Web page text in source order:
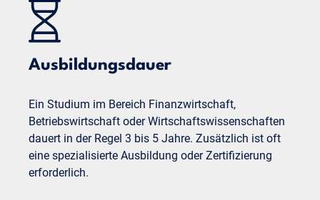
Ausbildungsdauer
Ein Studium im Bereich Finanzwirtschaft,
Betriebswirtschaft oder Wirtschaftswissenschaften
dauert in der Regel 3 bis 5 Jahre. Zusätzlich ist oft
eine spezialisierte Ausbildung oder Zertifizierung
erforderlich.